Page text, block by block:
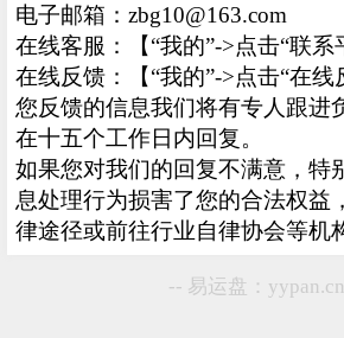
电子邮箱：zbg10@163.com
在线客服：【“我的”->点击“联系
在线反馈：【“我的”->点击“在线
您反馈的信息我们将有专人跟进
在十五个工作日内回复。
如果您对我们的回复不满意，特
息处理行为损害了您的合法权益
律途径或前往行业自律协会等机
-- 易运盘：